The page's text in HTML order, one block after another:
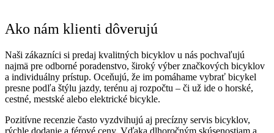
Ako nám klienti dôverujú
Naši zákazníci si predaj kvalitných bicyklov u nás pochvaľujú
najmä pre odborné poradenstvo, široký výber značkových bicyklov
a individuálny prístup. Oceňujú, že im pomáhame vybrať bicykel
presne podľa štýlu jazdy, terénu aj rozpočtu – či už ide o horské,
cestné, mestské alebo elektrické bicykle.
Pozitívne recenzie často vyzdvihujú aj precízny servis bicyklov,
rýchle dodanie a férové ceny. Vďaka dlhoročným skúsenostiam a